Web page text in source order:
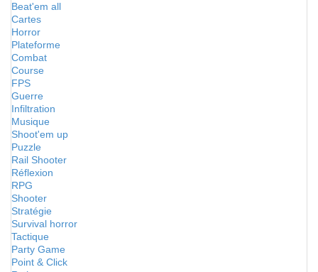
Beat'em all
Cartes
Horror
Plateforme
Combat
Course
FPS
Guerre
Infiltration
Musique
Shoot'em up
Puzzle
Rail Shooter
Réflexion
RPG
Shooter
Stratégie
Survival horror
Tactique
Party Game
Point & Click